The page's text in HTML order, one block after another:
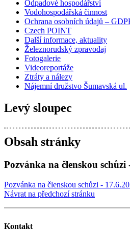
Odpadové hospodářství
Vodohospodářská činnost
Ochrana osobních údajů –
Czech POINT
Další informace, aktuality
Železnorudský zpravodaj
Fotogalerie
Videoreportáže
Ztráty a nálezy
Nájemní družstvo Šumavská ul.
Levý sloupec
Obsah stránky
Pozvánka na členskou
Pozvánka na členskou schůzi -
Návrat na předchozí stránku
Kontakt